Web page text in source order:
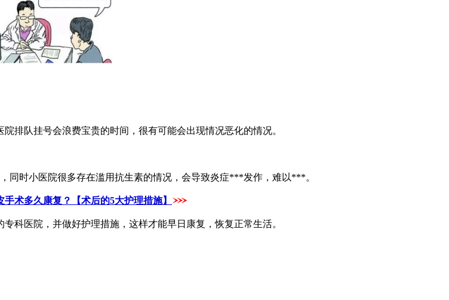
队挂号会浪费宝贵的时间，很有可能会出现情况恶化的情况。
时小医院很多存在滥用抗生素的情况，会导致炎症***发作，难以***。
手术多久康复？【术后的5大护理措施】
科医院，并做好护理措施，这样才能早日康复，恢复正常生活。